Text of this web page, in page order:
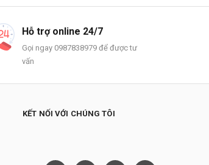
Hỗ trợ online 24/7
Gọi ngay 0987838979 để được tư
vấn
KẾT NỐI VỚI CHÚNG TÔI